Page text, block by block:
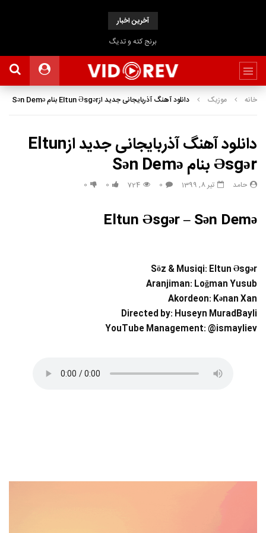
آخرین اخبار
برنج کته و تدیگ
خانه موزیک دانلود آهنگ آذربایجانی جدید ازEltun Əsgər بنام Sən Demə
دانلود آهنگ آذربایجانی جدید ازEltun
Əsgər بنام Sən Demə
حامد تیر 8, 1399 0
724
0
0
Eltun Əsgər – Sən Demə
Söz & Musiqi: Eltun Əsgər
Aranjiman: Loğman Yusub
Akordeon: Kənan Xan
Directed by: Huseyn MuradBayli
YouTube Management: @ismayliev